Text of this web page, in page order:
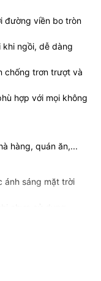
đường viền bo tròn
khi ngồi, dễ dàng
chống trơn trượt và
hợp với mọi không
hàng, quán ăn,...
ánh sáng mặt trời